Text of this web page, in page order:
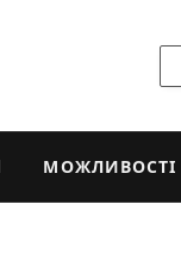
МОЖЛИВОСТІ